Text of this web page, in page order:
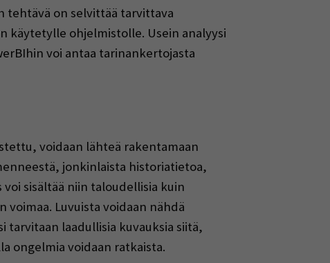
tehtävä on selvittää tarvittava
käytetylle ohjelmistolle. Usein analyysi
voi antaa tarinankertojasta
voidaan lähteä rakentamaan
jonkinlaista historiatietoa,
sisältää niin taloudellisia kuin
Luvuista voidaan nähdä
laadullisia kuvauksia siitä,
ongelmia voidaan ratkaista.